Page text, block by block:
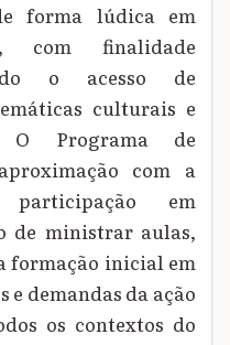
forma lúdica em
com finalidade
o acesso de
culturais e
O Programa de
com a
em
de ministrar aulas,
formação inicial em
e demandas da ação
os contextos do